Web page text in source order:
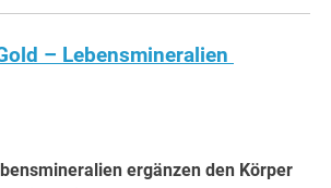
– Lebensmineralien
ergänzen den Körper